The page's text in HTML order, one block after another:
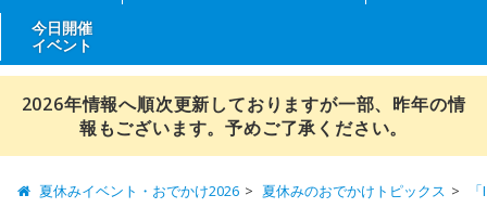
今日開催
イベント
2026年情報へ順次更新しておりますが一部、昨年の情
報もございます。予めご了承ください。
夏休みイベント・おでかけ2026 夏休みのおでかけトピックス